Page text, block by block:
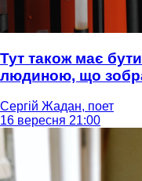
Тут також має
людиною, що
Сергій Жадан, поет
16 вересня 21:00